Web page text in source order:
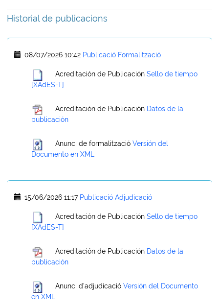
Historial de publicacions
08/07/2026 10:42 Publicació Formalització
Acreditación de Publicación Sello de tiempo
[XAdES-T]
Acreditación de Publicación Datos de la
publicación
Anunci de formalització Versión del
Documento en XML
15/06/2026 11:17 Publicació Adjudicació
Acreditación de Publicación Sello de tiempo
[XAdES-T]
Acreditación de Publicación Datos de la
publicación
Anunci d'adjudicació Versión del Documento
en XML